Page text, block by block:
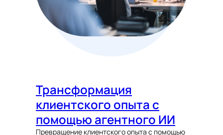
Трансформация
клиентского опыта с
помощью агентного ИИ
Превращение клиентского опыта с помощью